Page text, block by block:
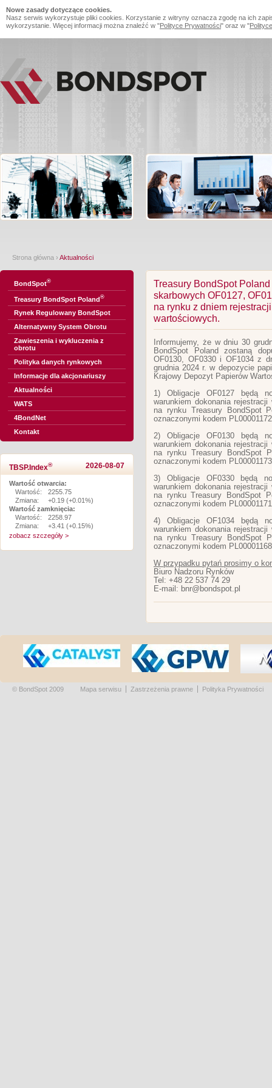
Nowe zasady dotyczące cookies.
Nasz serwis wykorzystuje pliki cookies. Korzystanie z witryny oznacza zgodę na ich
wykorzystanie. Więcej informacji można znaleźć w "Polityce Prywatności" oraz w "
Strona główna › Aktualności
BondSpot®
Treasury BondSpot Poland®
Rynek Regulowany BondSpot
Alternatywny System Obrotu
Zawieszenia i wykluczenia z
obrotu
Polityka danych rynkowych
Informacje dla akcjonariuszy
Aktualności
WATS
4BondNet
Kontakt
TBSP.Index® 2026-08-07
Wartość otwarcia:
Wartość:
2255.75
Zmiana:
+0.19 (+0.01%)
Wartość zamknięcia:
Wartość:
2258.97
Zmiana:
+3.41 (+0.15%)
zobacz szczegóły >
Treasury BondSpot
skarbowych OF0127,
na rynku z dniem
wartościowych.
Informujemy, że w dniu 30
BondSpot Poland zostaną
OF0130, OF0330 i OF1034 z
grudnia 2024 r. w depozycie
Krajowy Depozyt Papierów
1) Obligacje OF0127 będą
warunkiem dokonania
na rynku Treasury BondSpot
oznaczonymi kodem
2) Obligacje OF0130 będą
warunkiem dokonania
na rynku Treasury BondSpot
oznaczonymi kodem
3) Obligacje OF0330 będą
warunkiem dokonania
na rynku Treasury BondSpot
oznaczonymi kodem
4) Obligacje OF1034 będą
warunkiem dokonania
na rynku Treasury BondSpot
oznaczonymi kodem
W przypadku pytań prosimy o
Biuro Nadzoru Rynków
Tel: +48 22 537 74 29
E-mail: bnr@bondspot.pl
© BondSpot 2009 Mapa serwisu Zastrzeżenia prawne Polityka Prywatności